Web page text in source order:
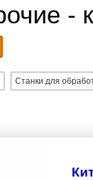
-
Станки для